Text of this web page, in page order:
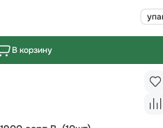
В корзину